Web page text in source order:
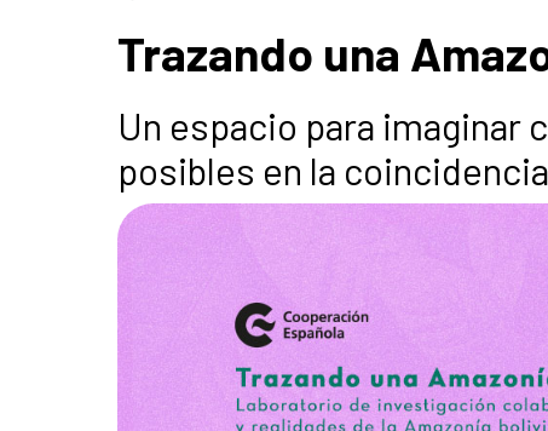
Trazando una
Un espacio para
posibles en la